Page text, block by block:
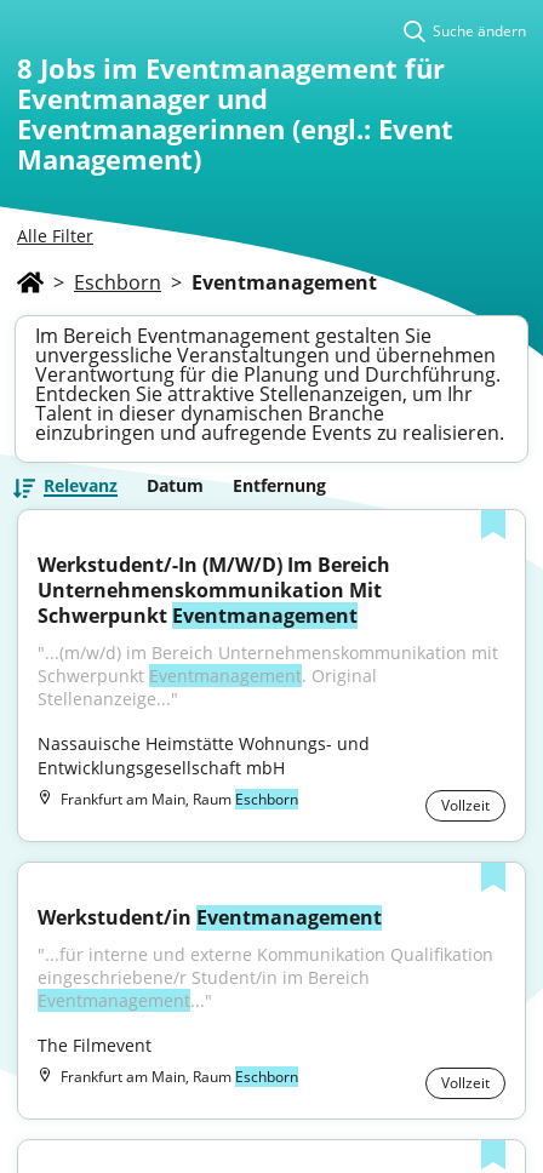
Alle Filter
Suche ändern
8 Jobs im Eventmanagement für
Eventmanager und
Eventmanagerinnen (engl.: Event
Management)
> Eschborn > Eventmanagement
Im Bereich Eventmanagement gestalten Sie
unvergessliche Veranstaltungen und übernehmen
Verantwortung für die Planung und Durchführung.
Entdecken Sie attraktive Stellenanzeigen, um Ihr
Talent in dieser dynamischen Branche
einzubringen und aufregende Events zu realisieren.
Relevanz Datum Entfernung
Werkstudent/-In (M/W/D) Im Bereich
Unternehmenskommunikation Mit
Schwerpunkt Eventmanagement
"...(m/w/d) im Bereich Unternehmenskommunikation mit
Schwerpunkt Eventmanagement. Original
Stellenanzeige..."
Nassauische Heimstätte Wohnungs- und
Entwicklungsgesellschaft mbH
Frankfurt am Main, Raum Eschborn Vollzeit
Werkstudent/in Eventmanagement
"...für interne und externe Kommunikation Qualifikation
Eventmanagement..."
The Filmevent
Frankfurt am Main, Raum Eschborn Vollzeit